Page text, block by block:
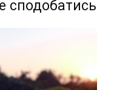
сподобатись